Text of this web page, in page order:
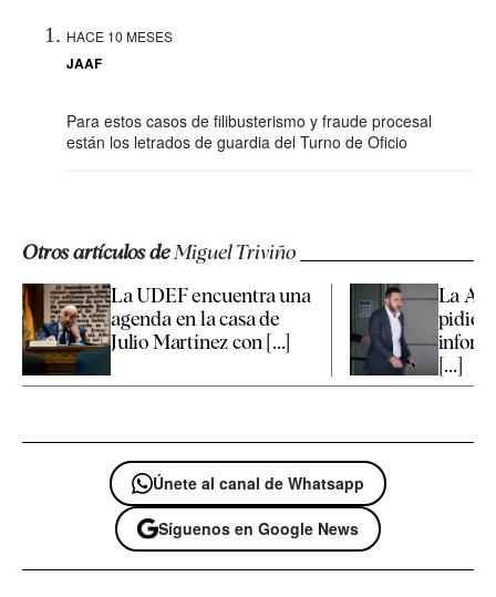
HACE 10 MESES
JAAF
Para estos casos de filibusterismo y fraude procesal
están los letrados de guardia del Turno de Oficio
Otros artículos deMiguel Triviño
La UDEF encuentra una
agenda en la casa de
Julio Martínez con [...]
La
pidió
[...]
Únete al canal de Whatsapp
Síguenos en Google News